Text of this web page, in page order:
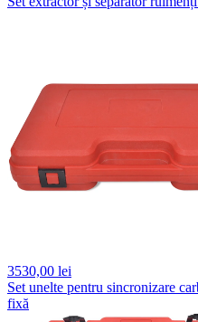
3530,00 lei
Set unelte pentru sincronizare
fixă